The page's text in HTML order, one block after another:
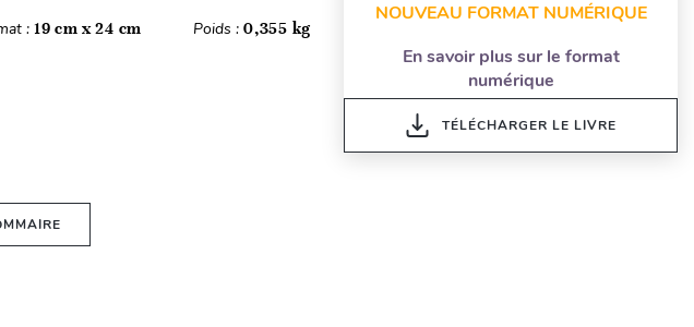
: 19 cm x 24 cm Poids :0,355 kg
NOUVEAU FORMAT NUMÉRIQUE
En savoir plus sur le format
numérique
TÉLÉCHARGER LE LIVRE